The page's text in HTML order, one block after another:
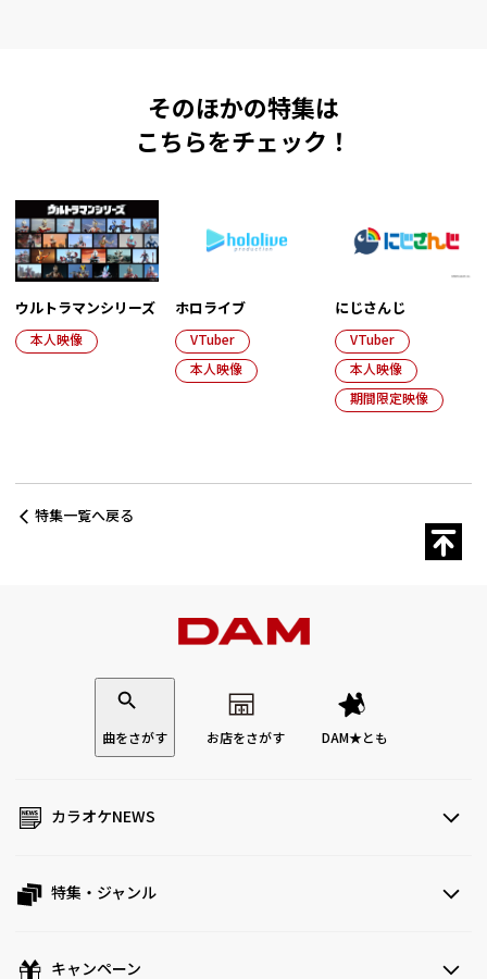
そのほかの特集は
こちらをチェック！
ウルトラマンシリーズ
本人映像
ホロライブ
VTuber
本人映像
にじさんじ
VTuber
本人映像
期間限定映像
特集一覧へ戻る
曲をさがす お店をさがす DAM★とも
カラオケNEWS
特集・ジャンル
キャンペーン